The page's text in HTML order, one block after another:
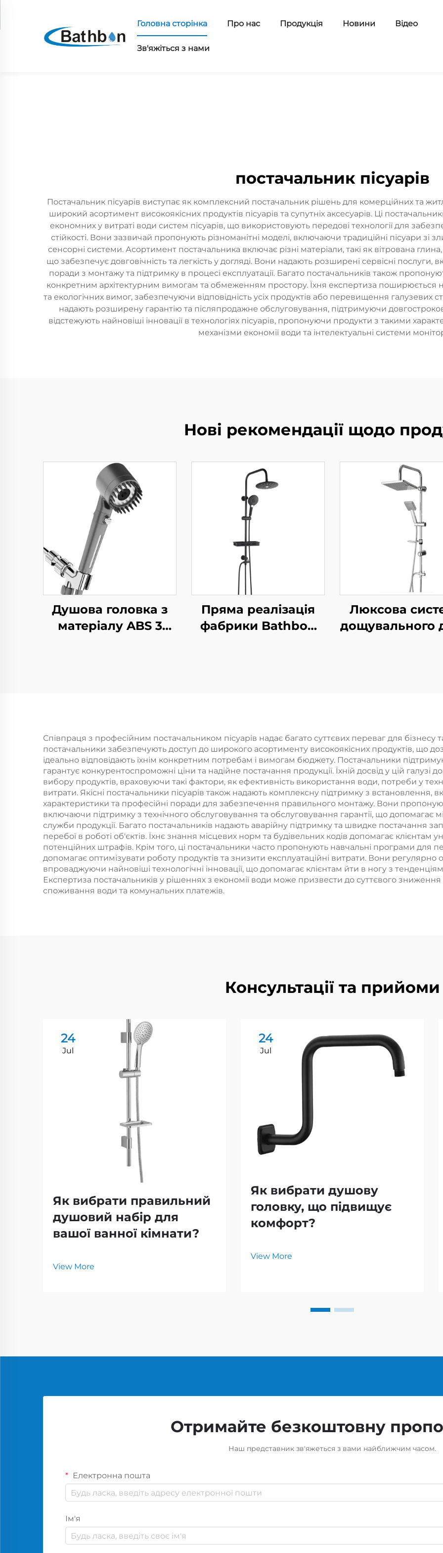
Головна сторінка Про нас Продукція Новини Відео
Зв'яжіться з нами
постачальник пісуарів
Постачальник пісуарів виступає як комплексний постачальник рішень для комерційних та
широкий асортимент високоякісних продуктів пісуарів та супутніх аксесуарів. Ці
економних у витраті води систем пісуарів, що використовують передові технології для
стійкості. Вони зазвичай пропонують різноманітні моделі, включаючи традиційні пісуари зі
сенсорні системи. Асортимент постачальника включає різні матеріали, такі як вітрована
що забезпечує довговічність та легкість у догляді. Вони надають розширені сервісні послуги,
поради з монтажу та підтримку в процесі експлуатації. Багато постачальників також
конкретним архітектурним вимогам та обмеженням простору. Їхня експертиза поширюється
та екологічних вимог, забезпечуючи відповідність усіх продуктів або перевищення галузевих
надають розширену гарантію та післяпродажне обслуговування, підтримуючи
відстежують найновіші інновації в технологіях пісуарів, пропонуючи продукти з такими
механізми економії води та інтелектуальні системи
Нові рекомендації щодо
Душова головка з
матеріалу ABS 3
клеєва підставка та
душова гвинтка
Пряма реалізація
фабрики Bathbon
розпилювача
Регульована
штанга-
направляюча
Оптова продажа за
низькими цінами
Люксова
дощувального
Співпраця з професійним постачальником пісуарів надає багато суттєвих переваг для бізнесу
постачальники забезпечують доступ до широкого асортименту високоякісних продуктів, що
ідеально відповідають їхнім конкретним потребам і вимогам бюджету. Постачальники
гарантує конкурентоспроможні ціни та надійне постачання продукції. Їхній досвід у цій галузі
вибору продуктів, враховуючи такі фактори, як ефективність використання води, потреби у
витрати. Якісні постачальники пісуарів також надають комплексну підтримку з встановлення,
характеристики та професійні поради для забезпечення правильного монтажу. Вони
включаючи підтримку з технічного обслуговування та обслуговування гарантії, що допомагає
служби продукції. Багато постачальників надають аварійну підтримку та швидке постачання
перебої в роботі об'єктів. Їхнє знання місцевих норм та будівельних кодів допомагає
потенційних штрафів. Крім того, ці постачальники часто пропонують навчальні програми для
допомагає оптимізувати роботу продуктів та знизити експлуатаційні витрати. Вони
впроваджуючи найновіші технологічні інновації, що допомагає клієнтам йти в ногу з
Експертиза постачальників у рішеннях з економії води може призвести до суттєвого
споживання води та комунальних платежів.
Консультації та прийоми
24
Jul
Як вибрати правильний
душовий набір для
вашої ванної кімнати?
View More
24
Jul
Як вибрати душову
головку, що підвищує
комфорт?
View More
Отримайте безкоштовну
Наш представник зв'яжеться з вами найближчим часом.
Електронна пошта
Ім'я